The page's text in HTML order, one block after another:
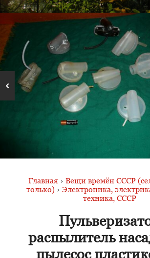
Главная › Вещи времён СССР
только) › Электроника,
техника, СССР
распылитель
пылесос